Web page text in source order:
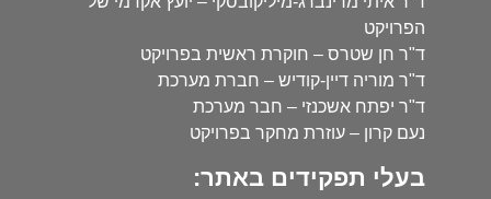
הפרויקט
ד"ר חן שטרס – חוקרת ראשית בפרויקט
ד"ר מוריה דיין-קודיש – חברת מערכת
ד"ר יפתח אשכנזי – חבר מערכת
נעם קרון – עוזרת מחקר בפרויקט
בעלי תפקידים באתר: